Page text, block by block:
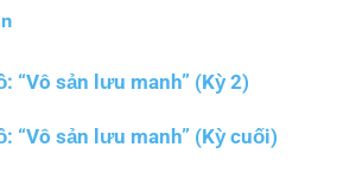
“Vô sản lưu manh” (Kỳ 2)
“Vô sản lưu manh” (Kỳ cuối)